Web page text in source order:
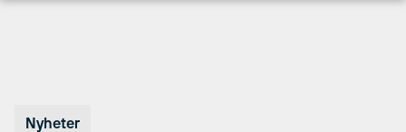
Nyheter